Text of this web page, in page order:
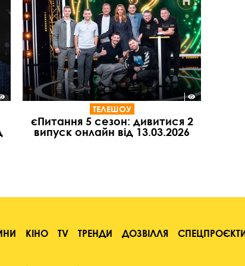
ТЕЛЕШОУ
єПитання 5 сезон: дивитися 2
випуск онлайн від 13.03.2026
КІНО TV ТРЕНДИ ДОЗВІЛЛЯ